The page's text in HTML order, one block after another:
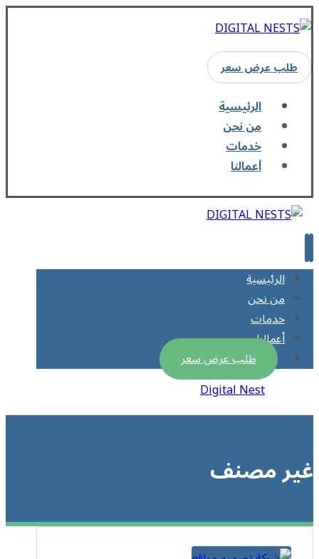
طلب عرض سعر
الرئيسية
من نحن
خدمات
أعمالنا
الرئيسية
من نحن
خدمات
أعمالنا
طلب عرض سعر
Digital Nest
غير مصنف